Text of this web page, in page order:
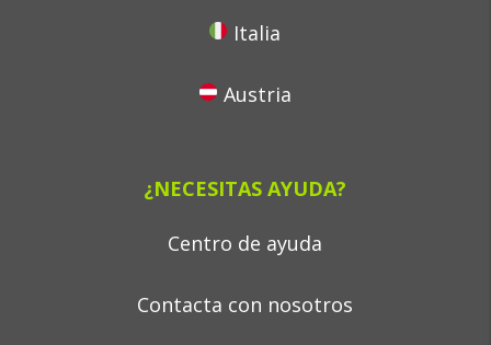
Italia
Austria
¿NECESITAS AYUDA?
Centro de ayuda
Contacta con nosotros